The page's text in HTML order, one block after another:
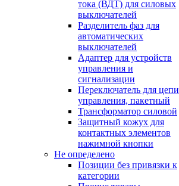
тока (ВДТ) для силовых
выключателей
Разделитель фаз для
автоматических
выключателей
Адаптер для устройств
управления и
сигнализации
Переключатель для цепи
управления, пакетный
Трансформатор силовой
Защитный кожух для
контактных элементов
нажимной кнопки
Не определено
Позиции без привязки к
категории